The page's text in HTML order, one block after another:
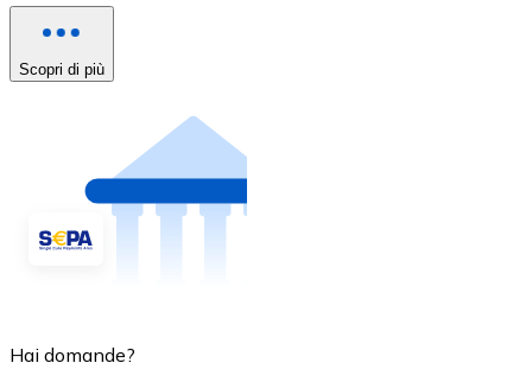
Scopri di più
Hai domande?